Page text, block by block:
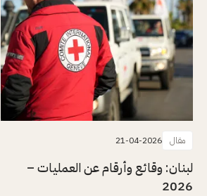
مقال 21-04-2026
لبنان: وقائع وأرقام عن العمليات –
2026